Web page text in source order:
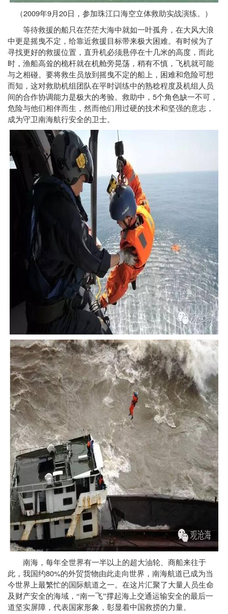
（2009年9月 20日，参加珠江口海空立体救助实战演练。）
等待救援的船只在茫茫大海中就如一叶孤舟，在大风大浪
中更是摇曳不定，给靠近救援目标带来极大困难。有时候为了
寻找更好的救援位置，直升机必须悬停在十几米的高度，而此
时，渔船高耸的桅杆就在机舱旁晃荡，稍有不慎，飞机就可能
与之相碰。要将救生员放到摇曳不定的船上，困难和危险可想
而知，这对救助机组团队在平时训练中的熟稔程度及机组人员
间的合作协调能力是极大的考验。救助中， 5个角色缺一不可，
危险与他们相伴而生，然而他们用过硬的技术和坚强的意志，
成为守卫南海航行安全的卫士。
南海，每年全世界有一半以上的超大油轮、商船来往于
此，我国约80%的外贸货物由此走向世界，南海航道已成为当
今世界上最繁忙的国际航道之一。在这片汇聚了大量人员生命
及财产安全的海域，“南一飞”撑起海上交通运输安全的最后一
道坚实屏障，代表国家形象，彰显着中国救捞的力量。